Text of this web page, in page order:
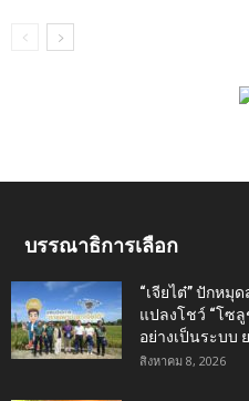
บรรณาธิการเลือก
“เจียไต๋” ปักหมุ
แปลงโชว์ “โซ
อย่างเป็นระบบ
สิงหาคม 8, 2026